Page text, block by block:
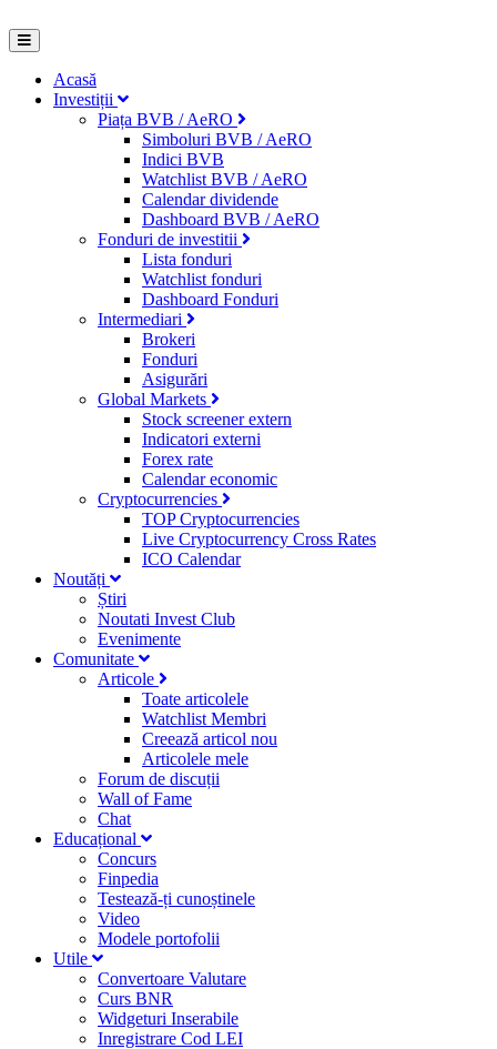
Acasă
Investiții
Piața BVB / AeRO
Simboluri BVB / AeRO
Indici BVB
Watchlist BVB / AeRO
Calendar dividende
Dashboard BVB / AeRO
Fonduri de investitii
Lista fonduri
Watchlist fonduri
Dashboard Fonduri
Intermediari
Brokeri
Fonduri
Asigurări
Global Markets
Stock screener extern
Indicatori externi
Forex rate
Calendar economic
Cryptocurrencies
TOP Cryptocurrencies
Live Cryptocurrency Cross Rates
ICO Calendar
Noutăți
Știri
Noutati Invest Club
Evenimente
Comunitate
Articole
Toate articolele
Watchlist Membri
Creează articol nou
Articolele mele
Forum de discuții
Wall of Fame
Chat
Educațional
Concurs
Finpedia
Testează-ți cunoștinele
Video
Modele portofolii
Utile
Convertoare Valutare
Curs BNR
Widgeturi Inserabile
Inregistrare Cod LEI